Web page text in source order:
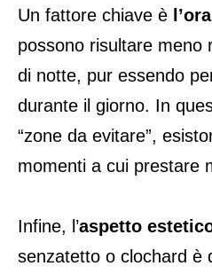
Un fattore chiave è
possono risultare meno
di notte, pur essendo
durante il giorno. In
“zone da evitare”,
momenti a cui prestare
Infine, l’aspetto
senzatetto o clochard è